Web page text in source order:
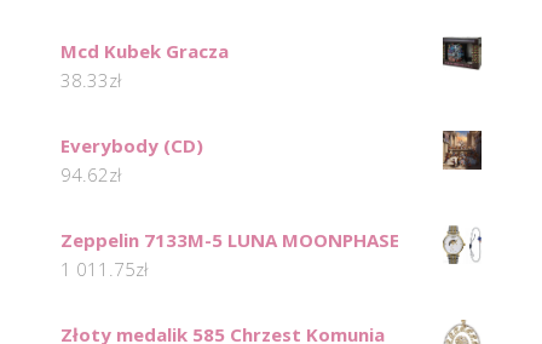
Mcd Kubek Gracza
38.33zł
Everybody (CD)
94.62zł
Zeppelin 7133M-5 LUNA MOONPHASE
1 011.75zł
Złoty medalik 585 Chrzest Komunia